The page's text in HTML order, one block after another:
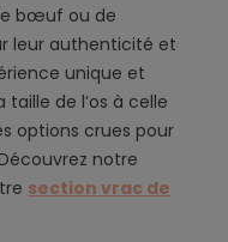
bœuf ou de
leur authenticité et
unique et
de l’os à celle
options crues pour
notre
section vrac de